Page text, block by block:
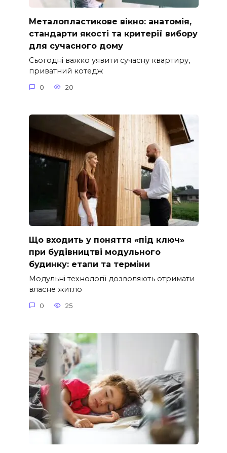
Металопластикове вікно: анатомія,
стандарти якості та критерії вибору
для сучасного дому
Сьогодні важко уявити сучасну квартиру,
приватний котедж
0 20
Що входить у поняття «під ключ»
при будівництві модульного
будинку: етапи та терміни
Модульні технології дозволяють отримати
власне житло
0 25